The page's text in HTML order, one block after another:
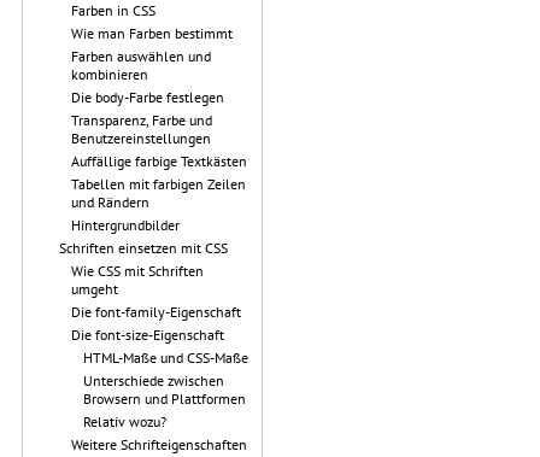
Farben in CSS
Wie man Farben bestimmt
Farben auswählen und
kombinieren
Die body-Farbe festlegen
Transparenz, Farbe und
Benutzereinstellungen
Auffällige farbige Textkästen
Tabellen mit farbigen Zeilen
und Rändern
Hintergrundbilder
Schriften einsetzen mit CSS
Wie CSS mit Schriften
umgeht
Die font-family-Eigenschaft
Die font-size-Eigenschaft
HTML-Maße und CSS-Maße
Unterschiede zwischen
Browsern und Plattformen
Relativ wozu?
Weitere Schrifteigenschaften